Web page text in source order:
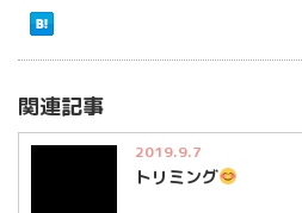
関連記事
2019.9.7
トリミング